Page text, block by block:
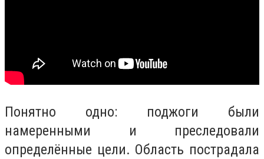
Понятно одно: поджоги были
намеренными и преследовали
определённые цели. Область пострадала